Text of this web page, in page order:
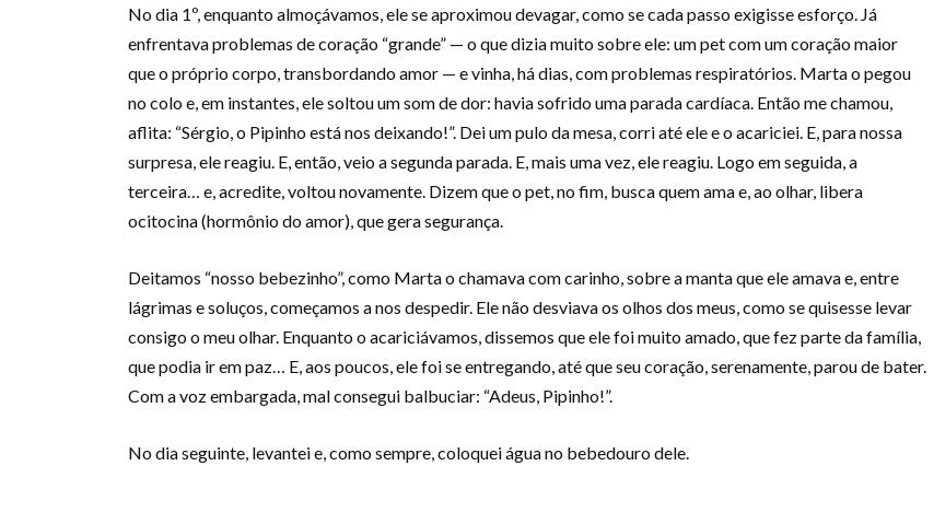
No dia 1º, enquanto almoçávamos, ele se aproximou devagar, como se cada passo exigisse esforço. Já
enfrentava problemas de coração “grande” — o que dizia muito sobre ele: um pet com um coração maior
que o próprio corpo, transbordando amor — e vinha, há dias, com problemas respiratórios. Marta o pegou
no colo e, em instantes, ele soltou um som de dor: havia sofrido uma parada cardíaca. Então me chamou,
aflita: “Sérgio, o Pipinho está nos deixando!”. Dei um pulo da mesa, corri até ele e o acariciei. E, para nossa
surpresa, ele reagiu. E, então, veio a segunda parada. E, mais uma vez, ele reagiu. Logo em seguida, a
terceira… e, acredite, voltou novamente. Dizem que o pet, no fim, busca quem ama e, ao olhar, libera
ocitocina (hormônio do amor), que gera segurança.
Deitamos “nosso bebezinho”, como Marta o chamava com carinho, sobre a manta que ele amava e, entre
lágrimas e soluços, começamos a nos despedir. Ele não desviava os olhos dos meus, como se quisesse levar
consigo o meu olhar. Enquanto o acariciávamos, dissemos que ele foi muito amado, que fez parte da família,
que podia ir em paz… E, aos poucos, ele foi se entregando, até que seu coração, serenamente, parou de bater.
Com a voz embargada, mal consegui balbuciar: “Adeus, Pipinho!”.
No dia seguinte, levantei e, como sempre, coloquei água no bebedouro dele.